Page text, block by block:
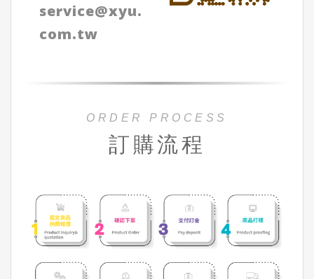
service@xyu.
com.tw
ORDER PROCESS
訂購流程